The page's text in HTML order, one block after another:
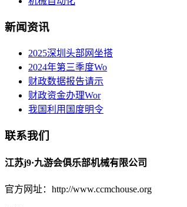
新闻资讯
2025深圳头部网坐搭
2024年第三季度Wo
财政数据报告请示
财政资金办理Wor
我国利用国度明令
联系我们
江苏j9·九游会俱乐部机械有限公司
官方网址：http://www.ccmchouse.org